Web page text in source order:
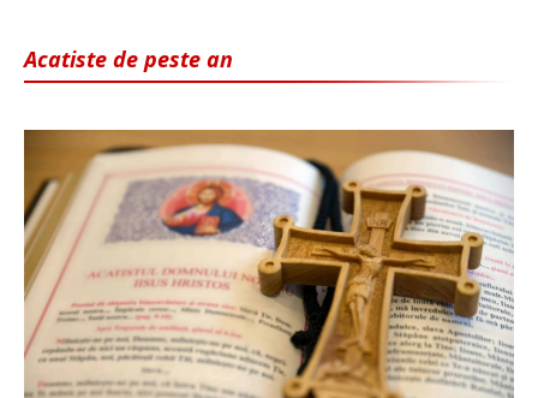
Acatiste de peste an